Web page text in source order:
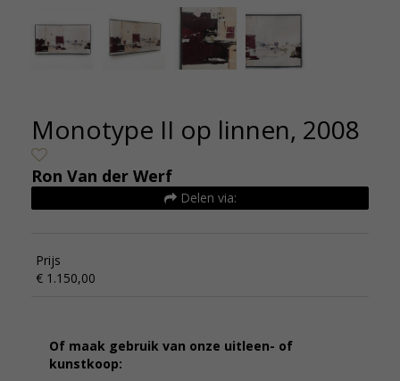
de kunsthuizen (3)
Monotype II op linnen, 2008
Ron Van der Werf
Delen via:
Prijs
€ 1.150,00
Of maak gebruik van onze uitleen- of
kunstkoop: